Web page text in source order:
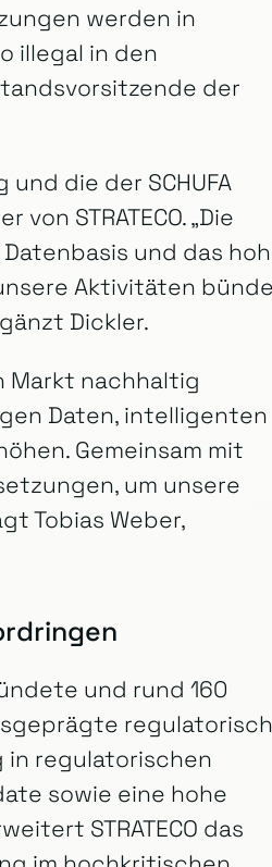
werden in
illegal in den
der
die der SCHUFA
STRATECO. „Die
und das
Aktivitäten
Dickler.
Markt nachhaltig
Daten, intelligenten
Gemeinsam mit
um unsere
Tobias Weber,
und rund 160
in regulatorischen
sowie eine hohe
STRATECO das